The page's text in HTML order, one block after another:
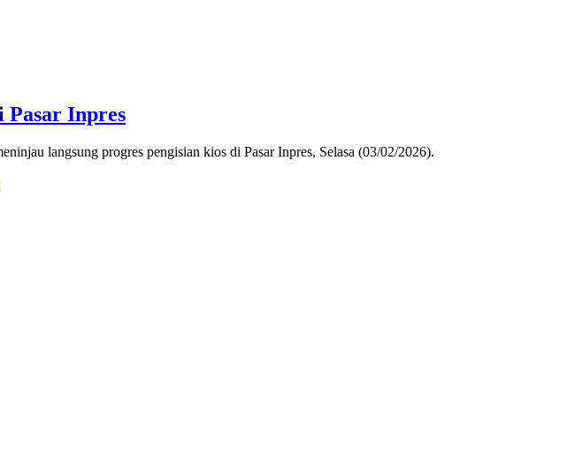
Pasar Inpres
langsung progres pengisian kios di Pasar Inpres, Selasa (03/02/2026).